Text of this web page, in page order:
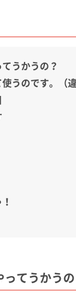
うかうの？
うのです。（違
てうかうの